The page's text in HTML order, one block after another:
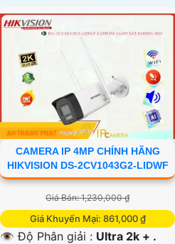
CAMERA IP 4MP CHÍNH HÃNG
HIKVISION DS-2CV1043G2-LIDWF
Giá Bán: 1,230,000 ₫
Giá Khuyến Mại: 861,000 ₫
👁 Độ Phân giải : Ultra 2k + .